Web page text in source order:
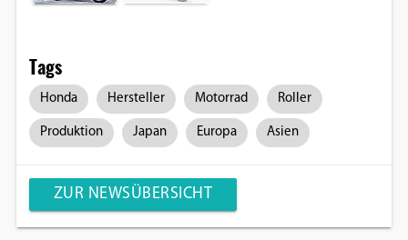
Tags
Honda Hersteller Motorrad Roller
Produktion Japan Europa Asien
ZUR NEWSÜBERSICHT